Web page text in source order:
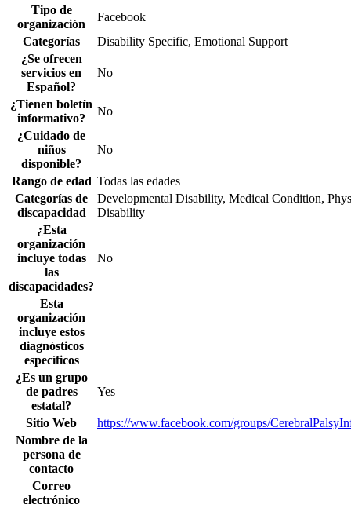
Tipo de
organización
Facebook
Categorías
Disability Specific, Emotional Support
¿Se ofrecen
servicios en
Español?
No
¿Tienen boletín
informativo?
No
¿Cuidado de
niños
disponible?
No
Rango de edad Todas las edades
Categorías de
discapacidad
Developmental Disability, Medical Condition,
Disability
¿Esta
organización
incluye todas
las
discapacidades?
No
Esta
organización
incluye estos
diagnósticos
específicos
¿Es un grupo
de padres
estatal?
Yes
Sitio Web
https://www.facebook.com/groups/
Nombre de la
persona de
contacto
Correo
electrónico